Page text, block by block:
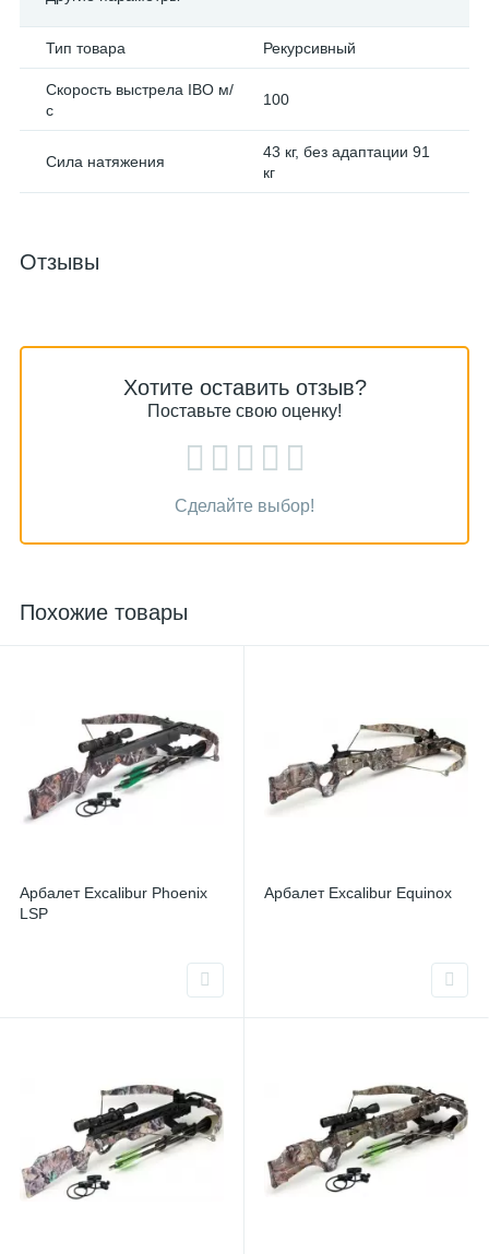
Тип товара Рекурсивный
Скорость выстрела IBO м/
с
100
Сила натяжения
43 кг, без адаптации 91
кг
Отзывы
Хотите оставить отзыв?
Поставьте свою оценку!
Сделайте выбор!
Похожие товары
Арбалет Excalibur Phoenix
LSP
Арбалет Excalibur Equinox